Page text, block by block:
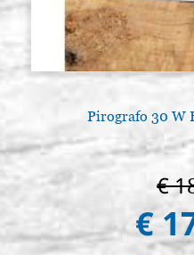
Pirografo 30 W
€
€